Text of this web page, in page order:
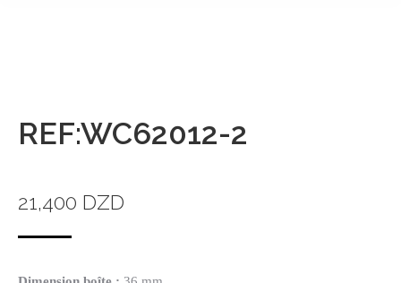
REF:WC62012-2
21,400 DZD